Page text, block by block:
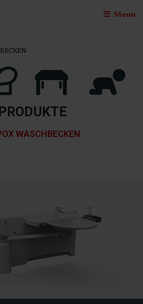
Menu
WASCHBECKEN